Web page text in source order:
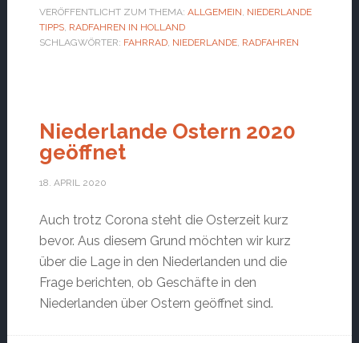
VERÖFFENTLICHT ZUM THEMA: ALLGEMEIN, NIEDERLANDE
TIPPS, RADFAHREN IN HOLLAND
SCHLAGWÖRTER: FAHRRAD, NIEDERLANDE, RADFAHREN
Niederlande Ostern 2020
geöffnet
18. APRIL 2020
Auch trotz Corona steht die Osterzeit kurz
bevor. Aus diesem Grund möchten wir kurz
über die Lage in den Niederlanden und die
Frage berichten, ob Geschäfte in den
Niederlanden über Ostern geöffnet sind.